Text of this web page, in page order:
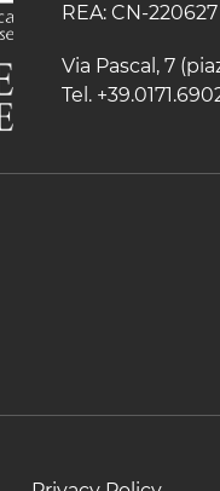
REA: CN-220627
Via Pascal, 7
Tel.